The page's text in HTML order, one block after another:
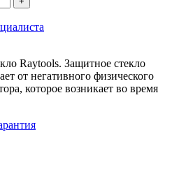
Raytools. Защитное стекло
от негативного физического
которое возникает во время